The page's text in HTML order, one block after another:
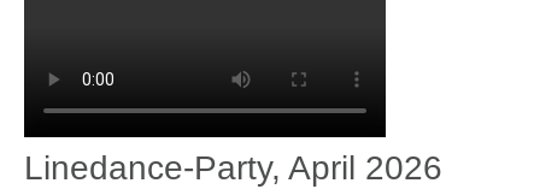
Linedance-Party, April 2026